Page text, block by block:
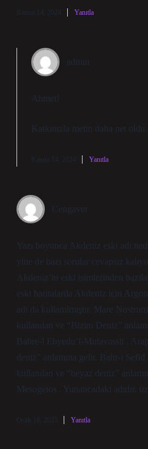
Kasım 14, 2024 Yanıtla
admin
Ahmet!
Katkınızla metin daha net oldu.
Kasım 14, 2024 Yanıtla
Cengaver
Yazı boyunca Akdeniz eski adı
yine de bazı sorular cevapsız
Akdeniz’in eski isimlerinden
eski haritalarda Akdeniz için
adı da kullanılmıştır. Mare
kullanılan ve “Bizim Deniz”
Bahre-l Ebyedu’l-Mutavassit .
deniz” anlamına gelir. Bahr-i Sefid
kullanılan ve “beyaz deniz”
Mesogeios . Yunancadaki adıdır.
Ocak 18, 2025 Yanıtla